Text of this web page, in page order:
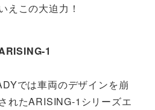
えこの大迫力！
1
では車両のデザインを崩
れたARISING-1シリーズエ